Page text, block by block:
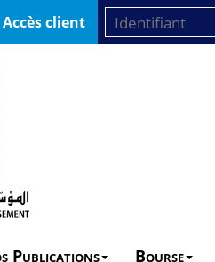
client
Publications Bourse